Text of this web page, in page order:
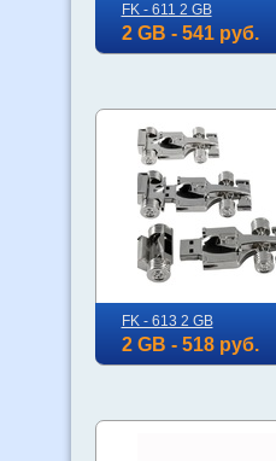
FK - 611 2 GB
2 GB - 541 руб.
FK - 613 2 GB
2 GB - 518 руб.